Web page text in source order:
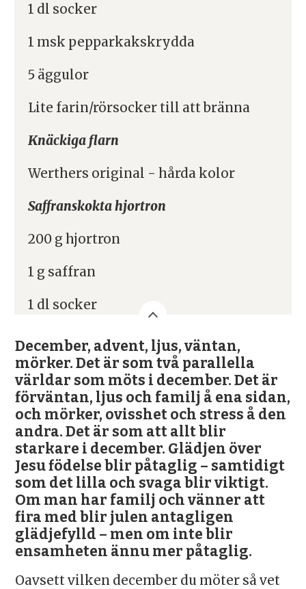
1 dl socker
1 msk pepparkakskrydda
5 äggulor
Lite farin/rörsocker till att bränna
Knäckiga flarn
Werthers original - hårda kolor
Saffranskokta hjortron
200 g hjortron
1 g saffran
1 dl socker
December, advent, ljus, väntan,
mörker. Det är som två parallella
världar som möts i december. Det är
förväntan, ljus och familj å ena sidan,
och mörker, ovisshet och stress å den
andra. Det är som att allt blir
starkare i december. Glädjen över
Jesu födelse blir påtaglig – samtidigt
som det lilla och svaga blir viktigt.
Om man har familj och vänner att
fira med blir julen antagligen
glädjefylld – men om inte blir
ensamheten ännu mer påtaglig.
Oavsett vilken december du möter så vet